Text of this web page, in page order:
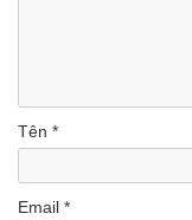
Tên *
Email *